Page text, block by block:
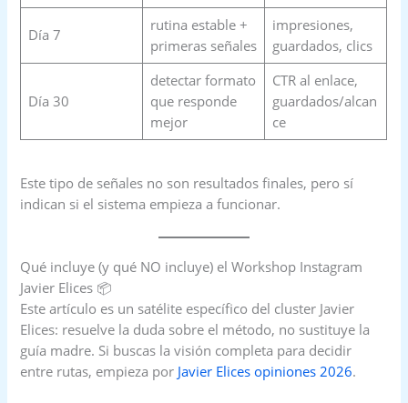
Día 7
rutina estable +
primeras señales
impresiones,
guardados, clics
Día 30
detectar formato
que responde
mejor
CTR al enlace,
guardados/alcan
ce
Este tipo de señales no son resultados finales, pero sí
indican si el sistema empieza a funcionar.
Qué incluye (y qué NO incluye) el Workshop Instagram
Javier Elices 📦
Este artículo es un satélite específico del cluster Javier
Elices: resuelve la duda sobre el método, no sustituye la
guía madre. Si buscas la visión completa para decidir
entre rutas, empieza por Javier Elices opiniones 2026.